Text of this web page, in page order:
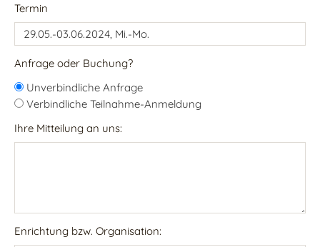
Termin
Anfrage oder Buchung?
Unverbindliche Anfrage
Verbindliche Teilnahme-Anmeldung
Ihre Mitteilung an uns:
Enrichtung bzw. Organisation: